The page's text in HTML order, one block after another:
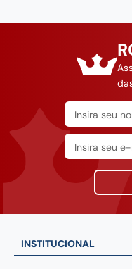
INSTITUCIONAL